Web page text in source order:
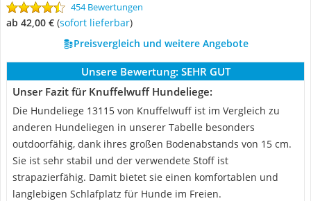
454 Bewertungen
ab 42,00 € ( Sofort lieferbar)
Preisvergleich und weitere Angebote
Unsere Bewertung: SEHR GUT
Unser Fazit für Knuffelwuff Hundeliege:
Die Hundeliege 13115 von Knuffelwuff ist im Vergleich zu
anderen Hundeliegen in unserer Tabelle besonders
outdoorfähig, dank ihres großen Bodenabstands von 15 cm.
Sie ist sehr stabil und der verwendete Stoff ist
strapazierfähig. Damit bietet sie einen komfortablen und
langlebigen Schlafplatz für Hunde im Freien.